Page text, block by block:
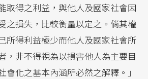
取得之利益，與他人及國家社會因
之損失，比較衡量以定之。倘其權
所得利益極少而他人及國家社會所
，非不得視為以損害他人為主要目
會化之基本內涵所必然之解釋。」